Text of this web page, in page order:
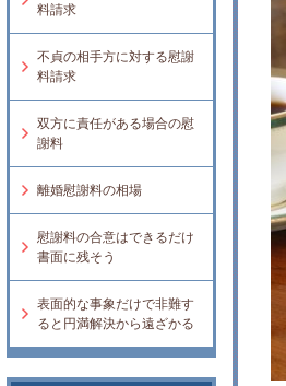
料請求
不貞の相手方に対する慰謝
料請求
双方に責任がある場合の慰
謝料
離婚慰謝料の相場
慰謝料の合意はできるだけ
書面に残そう
表面的な事象だけで非難す
ると円満解決から遠ざかる